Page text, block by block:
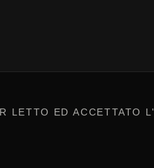
LETTO ED ACCETTATO L'